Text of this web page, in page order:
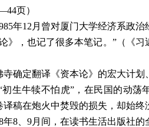
页）
年12月曾对厦门大学经济系政
》，也记了很多本笔记。”（《
确定翻译《资本论》的宏大计划
生牛犊不怕虎”，在民国的动荡
稿在炮火中焚毁的损失，却始
8、9月间，在读书生活出版社的